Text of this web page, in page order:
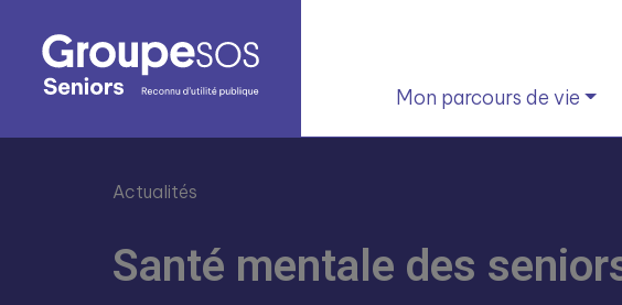
Mon parcours de vie
Actualités
Santé mentale des